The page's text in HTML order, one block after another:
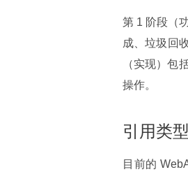
第 1 阶段（
成、垃圾回
（实现）包
操作。
引用类型
目前的